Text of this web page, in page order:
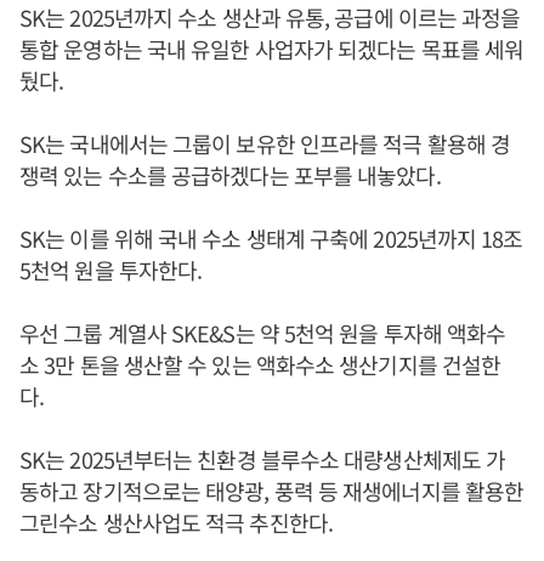
SK는 2025년까지 수소 생산과 유통, 공급에 이르는 과정을
통합 운영하는 국내 유일한 사업자가 되겠다는 목표를 세워
뒀다.
SK는 국내에서는 그룹이 보유한 인프라를 적극 활용해 경
쟁력 있는 수소를 공급하겠다는 포부를 내놓았다.
SK는 이를 위해 국내 수소 생태계 구축에 2025년까지 18조
5천억 원을 투자한다.
우선 그룹 계열사 SKE&S는 약 5천억 원을 투자해 액화수
소 3만 톤을 생산할 수 있는 액화수소 생산기지를 건설한
다.
SK는 2025년부터는 친환경 블루수소 대량생산체제도 가
동하고 장기적으로는 태양광, 풍력 등 재생에너지를 활용한
그린수소 생산사업도 적극 추진한다.